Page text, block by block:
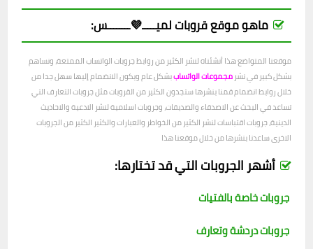
ماهو موقع قروبات لميـــــ💜ــــــــس:
موقعنا المتواضع هذا أنشئناه لنشر الكثير من روابط جروبات الواتساب الممتعة، ونساهم
بشكل كبير في نشر مجموعات الواتساببشكل عام ويكون الانضمام إليها سهل جدا من
خلال روابط انضمام قمنا بنشرها ستجدون الكثير من القروبات مثل جروبات التعارف التي
تساعد في البحث عن الاصدقاء والصديقات، وجروبات اسلامية لنشر الادعية والاحاديث
الدينية، جروبات اقتباسات لنشر الكثير من الخواطر والعبارات والكثير الكثير من الجروبات
الاخرى ساعدنا بنشرها من خلال موقعنا هذا
أشهر الجروبات التي قد تختارها:
جروبات خاصة بالفتيات
جروبات دردشة وتعارف